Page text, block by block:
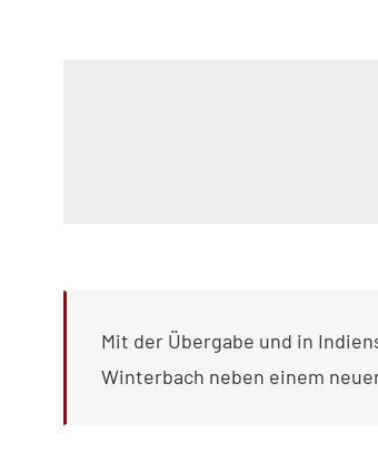
Mit der Übergabe und in
Winterbach neben einem